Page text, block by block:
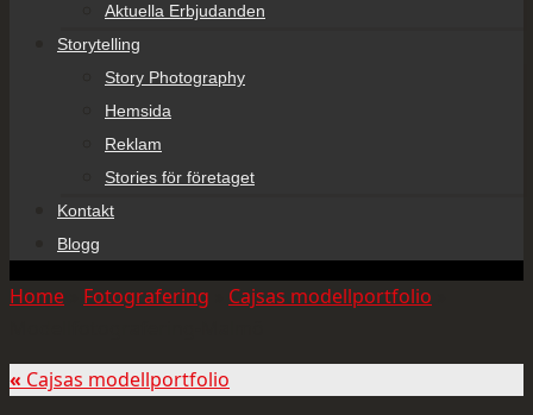
Aktuella Erbjudanden
Storytelling
Story Photography
Hemsida
Reklam
Stories för företaget
Kontakt
Blogg
Home Fotografering Cajsas modellportfolio
« Cajsas modellportfolio